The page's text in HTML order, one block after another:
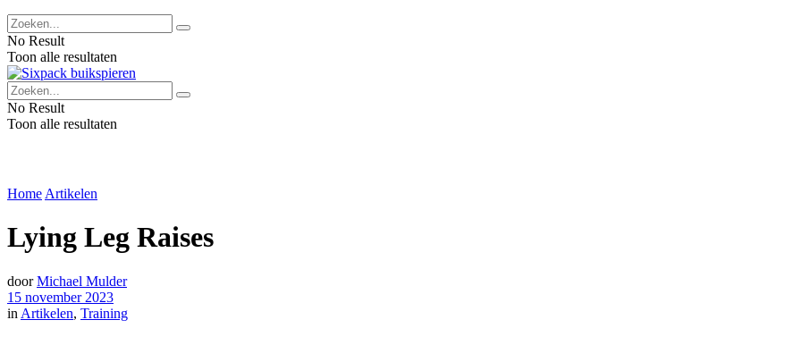
No Result
Toon alle resultaten
No Result
Toon alle resultaten
Home Artikelen
Lying Leg Raises
door Michael Mulder
15 november 2023
in Artikelen, Training